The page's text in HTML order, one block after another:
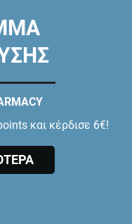
και κέρδισε 6€!